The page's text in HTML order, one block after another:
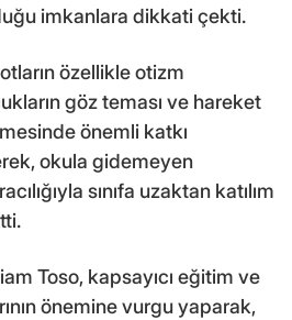
imkanlara dikkati çekti.
özellikle otizm
göz teması ve hareket
önemli katkı
okula gidemeyen
sınıfa uzaktan katılım
Toso, kapsayıcı eğitim ve
önemine vurgu yaparak,